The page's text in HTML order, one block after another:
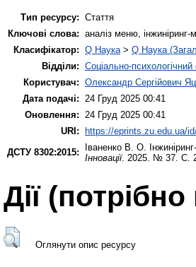
Тип ресурсу: Стаття
Ключові слова: аналіз меню,
Класифікатор: Q Наука> Q Наука
Відділи: Соціально-
Користувач: Олександр Сергійович
Дата подачі: 24 Груд 2025 00:41
Оновлення: 24 Груд 2025 00:41
URI:
https://eprints.zu.edu.ua/
ДСТУ 8302:2015:
Іваненко В. О.
Інновації. 2025. № 37. С.
Дії ​​(потрібно
Оглянути опис ресурсу